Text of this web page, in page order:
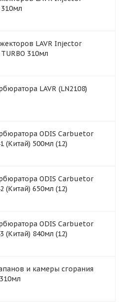
LAVR Injector
310мл
LAVR (LN2108)
ODIS Carbuetor
(Китай) 500мл (12)
ODIS Carbuetor
(Китай) 650мл (12)
ODIS Carbuetor
(Китай) 840мл (12)
и камеры сгорания